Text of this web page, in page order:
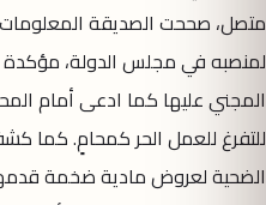
متصل، صححت الصديقة
لمنصبه في مجلس الدولة،
المجني عليها كما ادعى أمام
للتفرغ للعمل الحر كمحامٍ.
الضحية لعروض مادية ضخمة